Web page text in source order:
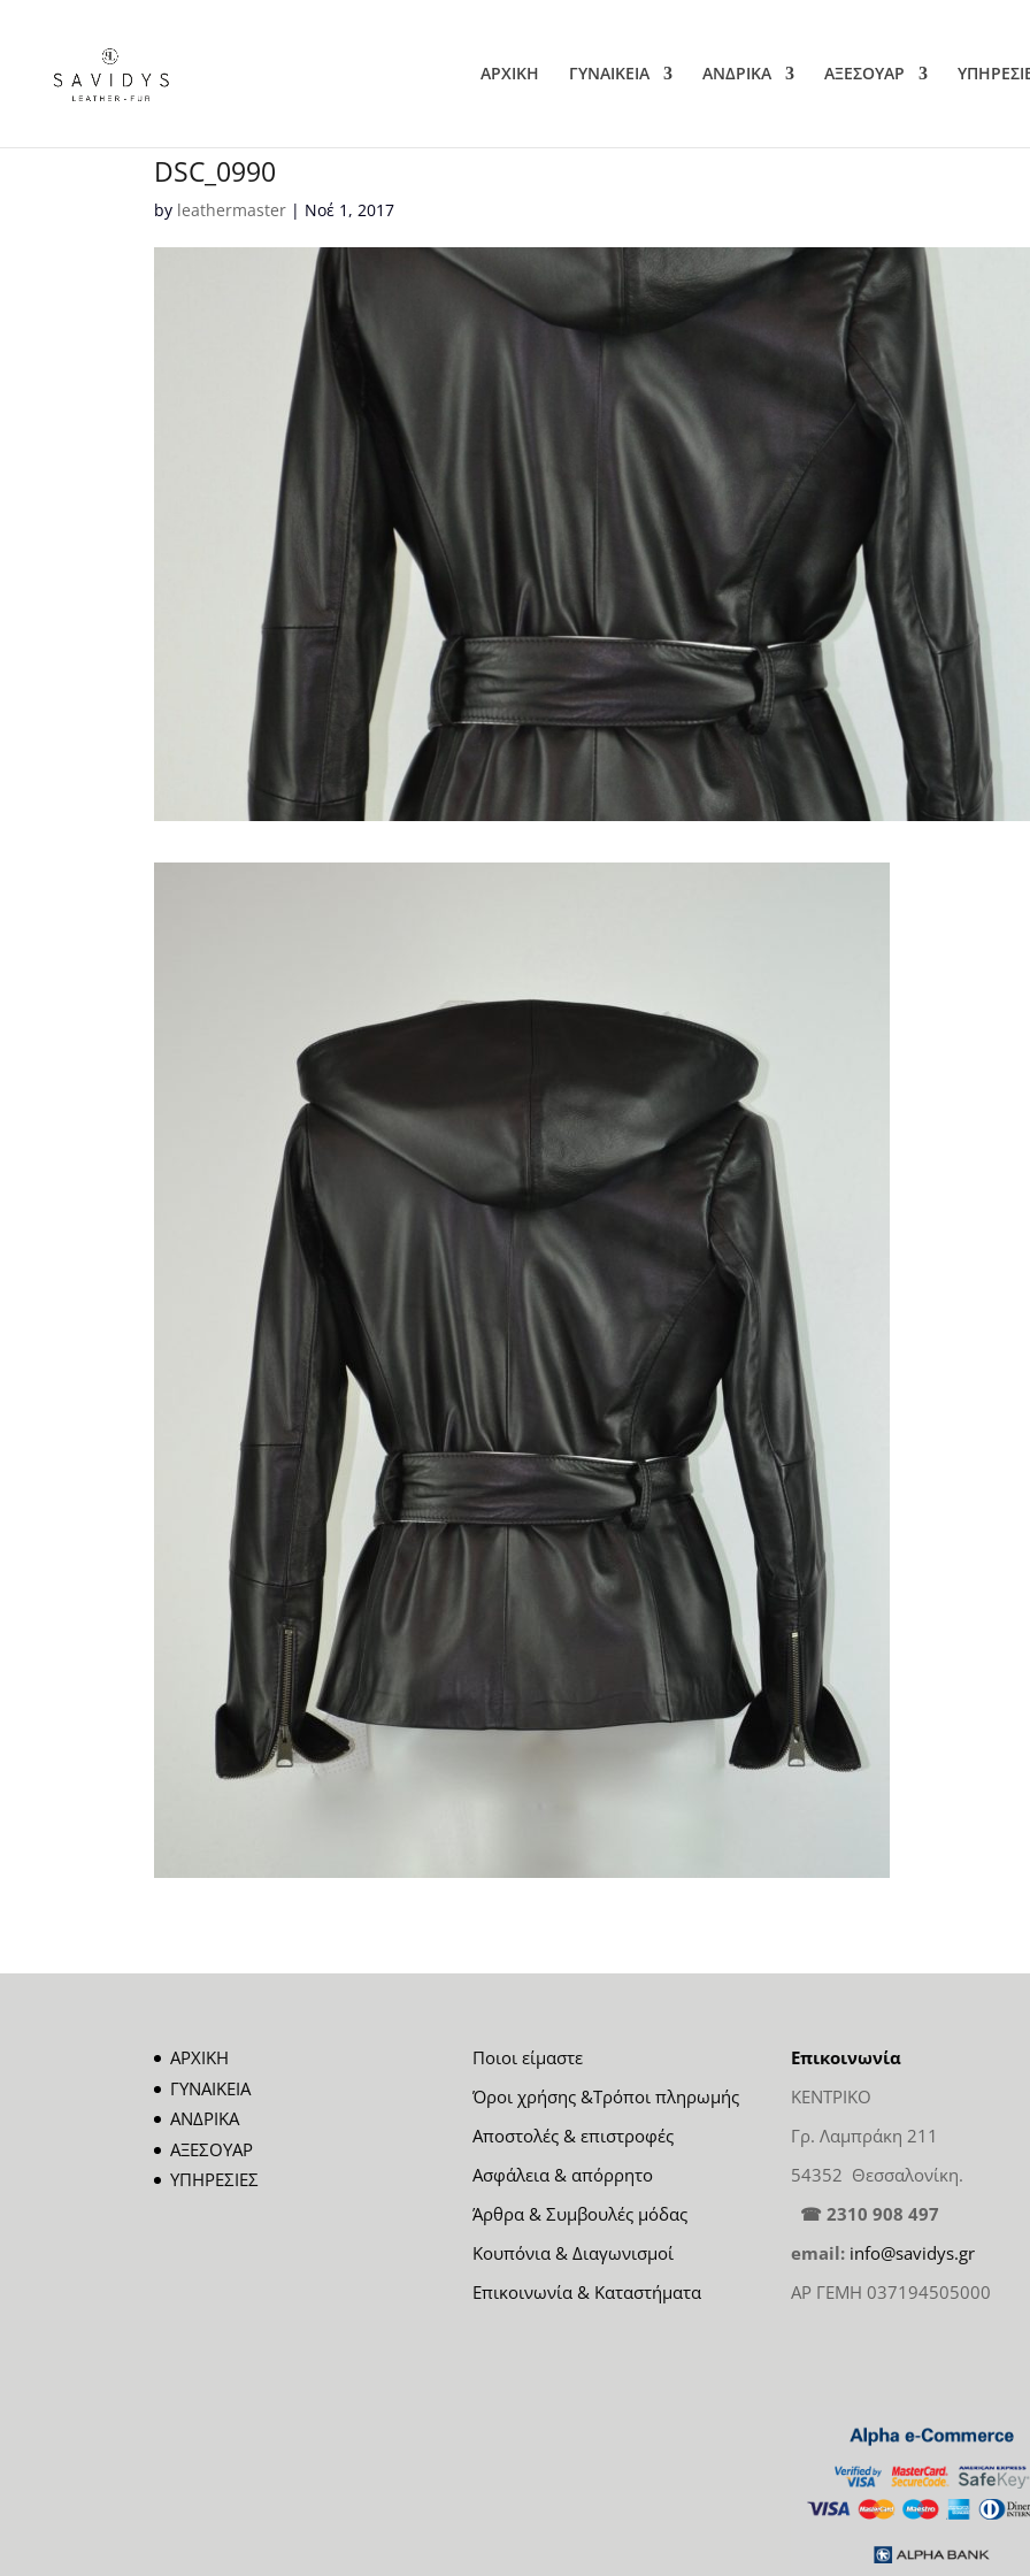
ΑΡΧΙΚΗ ΓΥΝΑΙΚΕΙΑ ΑΝΔΡΙΚΑ ΑΞΕΣΟΥΑΡ
DSC_0990
by leathermaster | Νοέ 1, 2017
ΑΡΧΙΚΗ
ΓΥΝΑΙΚΕΙΑ
ΑΝΔΡΙΚΑ
ΑΞΕΣΟΥΑΡ
ΥΠΗΡΕΣΙΕΣ
Ποιοι είμαστε
Όροι χρήσης &Τρόποι πληρωμής
Αποστολές & επιστροφές
Ασφάλεια & απόρρητο
Άρθρα & Συμβουλές μόδας
Κουπόνια & Διαγωνισμοί
Επικοινωνία & Καταστήματα
Επικοινωνία
ΚΕΝΤΡΙΚΟ
Γρ. Λαμπράκη 211
54352 Θεσσαλονίκη.
☎ 2310 908 497
email: info@savidys.gr
ΑΡ ΓΕΜΗ 037194505000